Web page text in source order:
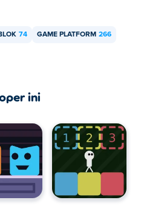
74 GAME PLATFORM 266
ini